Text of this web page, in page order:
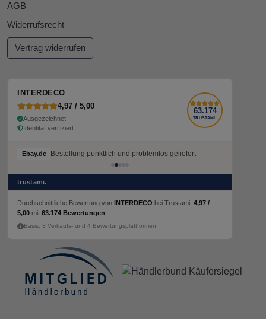
AGB
Widerrufsrecht
Vertrag widerrufen
INTERDECO
4,97 / 5,00
Ausgezeichnet
Identität verifiziert
63.174
TRUSTAMI.
Ebay.de Bestellung pünktlich und problemlos geliefert
trustami.
Durchschnittliche Bewertung von INTERDECO bei Trustami: 4,97 /
5,00 mit 63.174 Bewertungen
Basis: 3 Verkaufs- und 4 Bewertungsplattformen